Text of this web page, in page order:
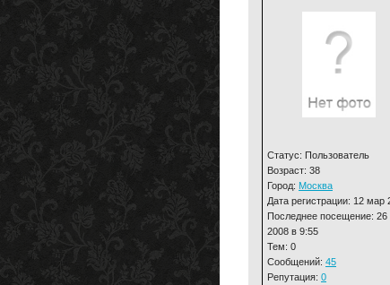
Статус: Пользователь
Возраст: 38
Город: Москва
Дата регистрации: 12 мар
Последнее посещение:
2008 в 9:55
Тем: 0
Сообщений: 45
Репутация: 0